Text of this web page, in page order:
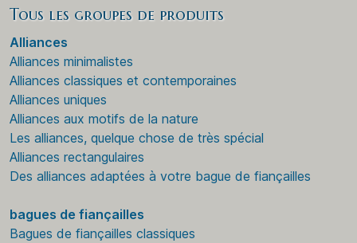
Tous les groupes de produits
Alliances
Alliances minimalistes
Alliances classiques et contemporaines
Alliances uniques
Alliances aux motifs de la nature
Les alliances, quelque chose de très spécial
Alliances rectangulaires
Des alliances adaptées à votre bague de fiançailles
bagues de fiançailles
Bagues de fiançailles classiques